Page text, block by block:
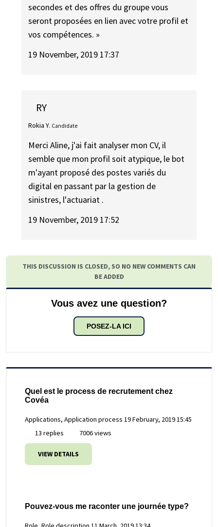
secondes et des offres du groupe vous
seront proposées en lien avec votre profil et
vos compétences. »
19 November, 2019 17:37
RY
Rokia Y. Candidate
Merci Aline, j'ai fait analyser mon CV, il
semble que mon profil soit atypique, le bot
m'ayant proposé des postes variés du
digital en passant par la gestion de
sinistres, l'actuariat .
19 November, 2019 17:52
THIS DISCUSSION IS CLOSED, SO NO NEW COMMENTS CAN
BE ADDED
Vous avez une question?
POSEZ-LA ICI
Quel est le process de recrutement chez
Covéa
Applications, Application process 19 February, 2019 15:45
13 replies
7006 views
VIEW DETAILS
Pouvez-vous me raconter une journée type?